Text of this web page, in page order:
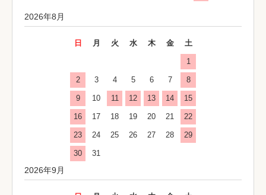
2026年8月
日 月 火 水 木 金 土
1
2 3 4 5 6 7 8
9 10 11 12 13 14 15
16 17 18 19 20 21 22
23 24 25 26 27 28 29
30 31
2026年9月